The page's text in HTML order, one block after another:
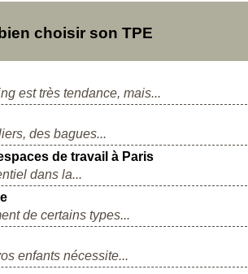
choisir son TPE
est très tendance, mais...
des bagues...
de travail à Paris
dans la...
de certains types...
enfants nécessite...